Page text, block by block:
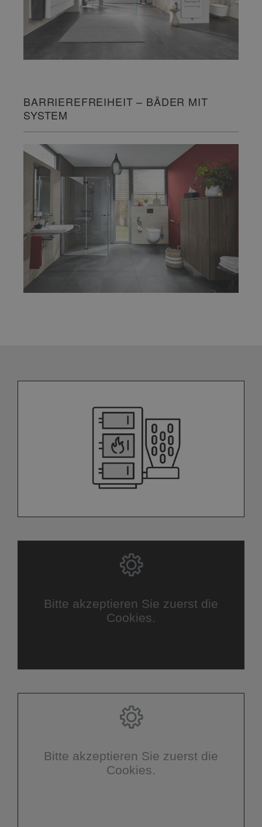
BARRIEREFREIHEIT – BÄDER MIT
SYSTEM
Bitte akzeptieren Sie zuerst die
Cookies.
Bitte akzeptieren Sie zuerst die
Cookies.